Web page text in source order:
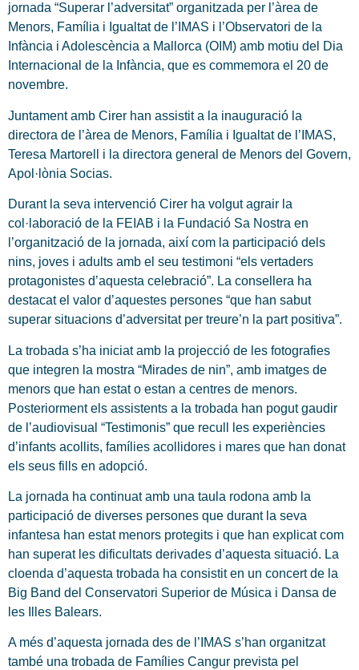
jornada “Superar l’adversitat” organitzada per l’àrea de
Menors, Família i Igualtat de l’IMAS i l’Observatori de la
Infància i Adolescència a Mallorca (OIM) amb motiu del Dia
Internacional de la Infància, que es commemora el 20 de
novembre.
Juntament amb Cirer han assistit a la inauguració la
directora de l’àrea de Menors, Família i Igualtat de l’IMAS,
Teresa Martorell i la directora general de Menors del Govern,
Apol·lònia Socias.
Durant la seva intervenció Cirer ha volgut agrair la
col·laboració de la FEIAB i la Fundació Sa Nostra en
l’organització de la jornada, així com la participació dels
nins, joves i adults amb el seu testimoni “els vertaders
protagonistes d’aquesta celebració”. La consellera ha
destacat el valor d’aquestes persones “que han sabut
superar situacions d’adversitat per treure’n la part positiva”.
La trobada s’ha iniciat amb la projecció de les fotografies
que integren la mostra “Mirades de nin”, amb imatges de
menors que han estat o estan a centres de menors.
Posteriorment els assistents a la trobada han pogut gaudir
de l’audiovisual “Testimonis” que recull les experiències
d’infants acollits, famílies acollidores i mares que han donat
els seus fills en adopció.
La jornada ha continuat amb una taula rodona amb la
participació de diverses persones que durant la seva
infantesa han estat menors protegits i que han explicat com
han superat les dificultats derivades d’aquesta situació. La
cloenda d’aquesta trobada ha consistit en un concert de la
Big Band del Conservatori Superior de Música i Dansa de
les Illes Balears.
A més d’aquesta jornada des de l’IMAS s’han organitzat
també una trobada de Famílies Cangur prevista pel